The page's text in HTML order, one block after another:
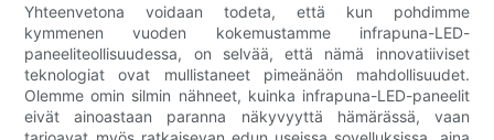
Yhteenvetona voidaan todeta, että kun pohdimme
kymmenen vuoden kokemustamme infrapuna-LED-
paneeliteollisuudessa, on selvää, että nämä innovatiiviset
teknologiat ovat mullistaneet pimeänäön mahdollisuudet.
Olemme omin silmin nähneet, kuinka infrapuna-LED-paneelit
eivät ainoastaan ​​paranna näkyvyyttä hämärässä, vaan